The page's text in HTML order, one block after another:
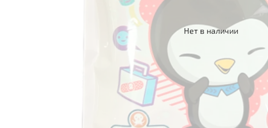
Нет в наличии